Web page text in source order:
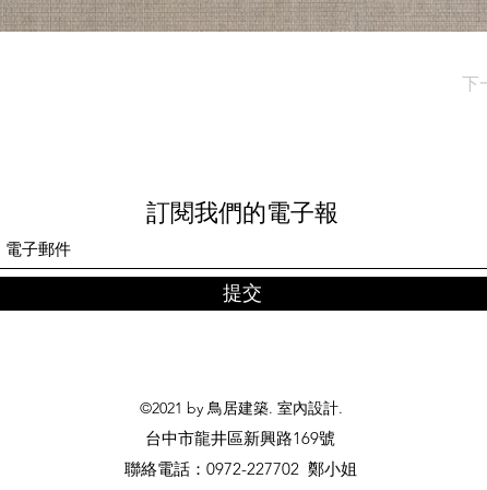
下
訂閱我們的電子報
提交
©2021 by 鳥居建築. 室內設計.
台中市龍井區新興路169號
​聯絡電話：0972-227702 鄭小姐